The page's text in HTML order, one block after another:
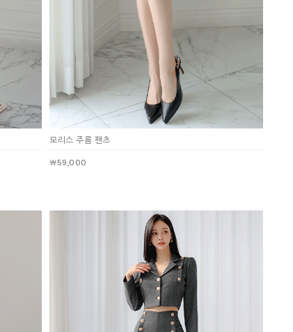
모리스 주름 팬츠
￦59,000
NOTICE